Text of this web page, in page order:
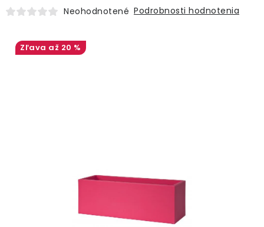
ŽIVÉ STENY
ODBORNÉ ČLÁNKY
Neohodnotené Podrobnosti hodnotenia
až 20 %